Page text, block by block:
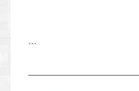
...